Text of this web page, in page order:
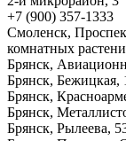
+7 (900) 357-1333
Смоленск,
комнатных
Брянск,
Брянск, Бежицкая,
Брянск,
Брянск,
Брянск, Рылеева,